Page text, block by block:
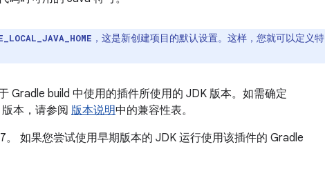
，这是新创建项目的默认设置。这样，您就可以定义特
Gradle build 中使用的插件所使用的 JDK 版本。如需确定
本，请参阅 版本说明中的兼容性表。
如果您尝试使用早期版本的 JDK 运行使用该插件的 Gradle